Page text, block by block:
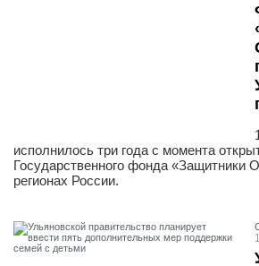
исполнилось три года с момента
Государственного фонда «Защитники
регионах России.